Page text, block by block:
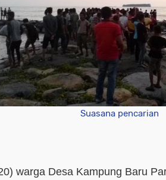
Suasana pencarian
warga Desa Kampung Baru